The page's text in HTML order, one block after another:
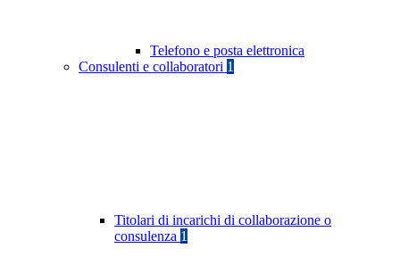
Telefono e posta elettronica
Consulenti e collaboratori 1
Titolari di incarichi di collaborazione o
consulenza 1